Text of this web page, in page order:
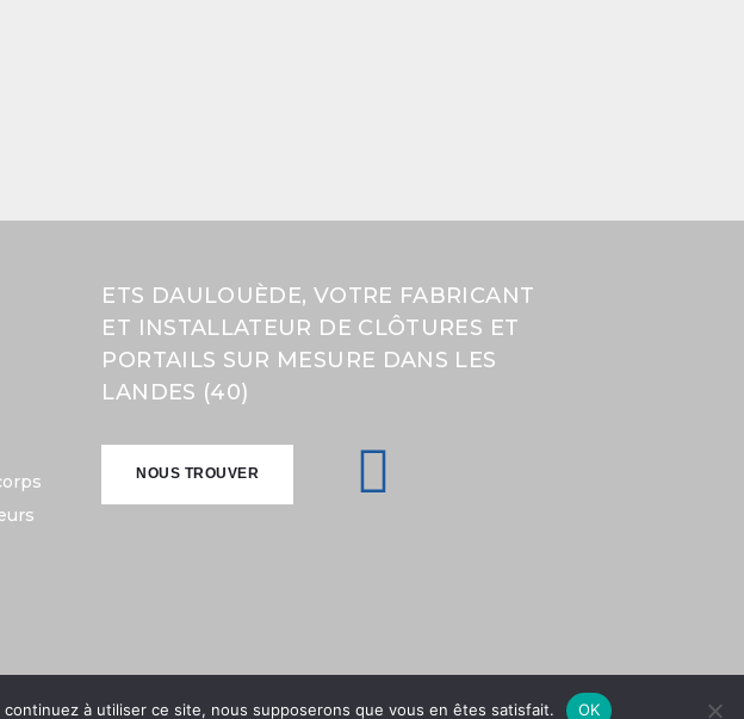
ETS DAULOUÈDE, VOTRE FABRICANT
ET INSTALLATEUR DE CLÔTURES ET
PORTAILS SUR MESURE DANS LES
LANDES (40)
NOUS TROUVER
| Politique de confidentialité|Mentions légales
à utiliser ce site, nous supposerons que vous en êtes satisfait. OK